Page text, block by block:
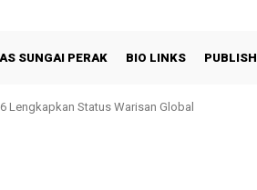
SUNGAI PERAK BIO LINKS PUBLISH
Stesen